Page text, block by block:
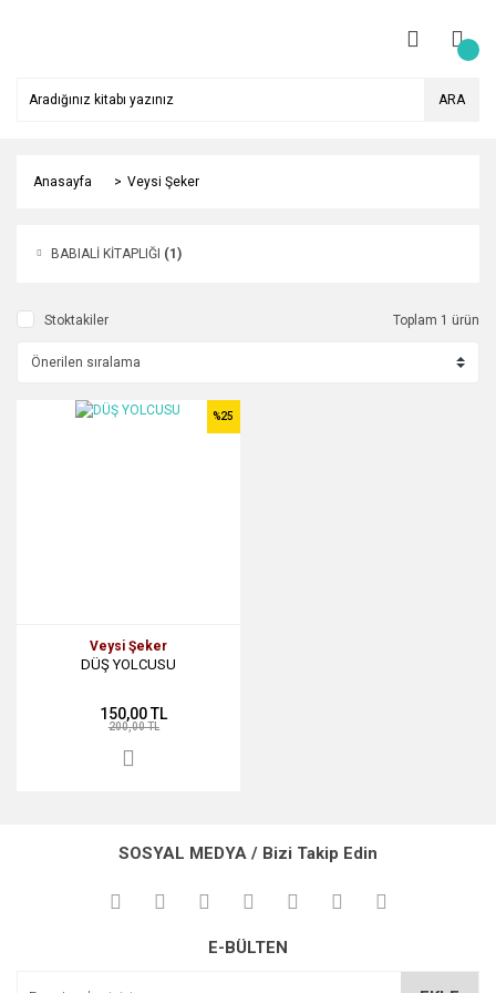
ARA
Anasayfa Veysi Şeker
BABIALİ KİTAPLIĞI (1)
Stoktakiler Toplam 1 ürün
Veysi Şeker
DÜŞ YOLCUSU
%25
150,00 TL
200,00 TL
SOSYAL MEDYA / Bizi Takip Edin
E-BÜLTEN